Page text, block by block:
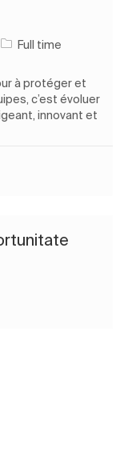
Tipul postului
Full time
à protéger et
c’est évoluer
innovant et
LinkedIn
prin e-